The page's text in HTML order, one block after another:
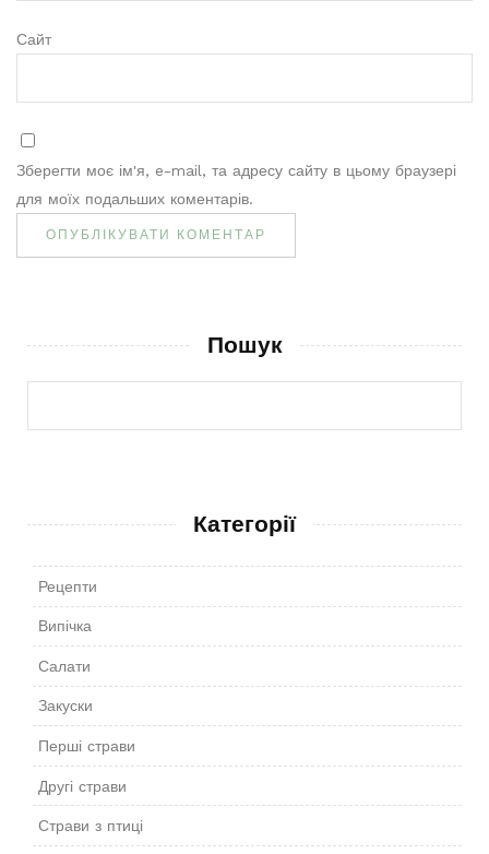
Сайт
Зберегти моє ім'я, e-mail, та адресу сайту в цьому браузері
для моїх подальших коментарів.
Пошук
Категорії
Рецепти
Випічка
Салати
Закуски
Перші страви
Другі страви
Страви з птиці